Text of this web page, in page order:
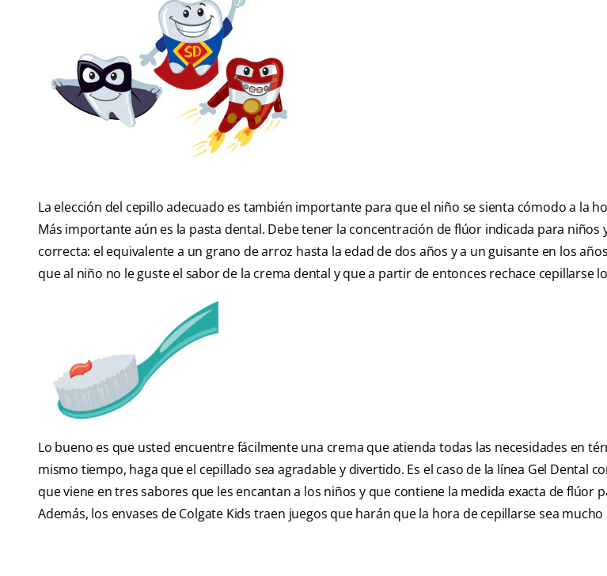
La elección del cepillo adecuado es también importante para que el niño se sienta cómodo a la
Más importante aún es la pasta dental. Debe tener la concentración de flúor indicada para niños
correcta: el equivalente a un grano de arroz hasta la edad de dos años y a un guisante en los
que al niño no le guste el sabor de la crema dental y que a partir de entonces rechace cepillarse
Lo bueno es que usted encuentre fácilmente una crema que atienda todas las necesidades en
mismo tiempo, haga que el cepillado sea agradable y divertido. Es el caso de la línea Gel Dental
que viene en tres sabores que les encantan a los niños y que contiene la medida exacta de flúor
Además, los envases de Colgate Kids traen juegos que harán que la hora de cepillarse sea